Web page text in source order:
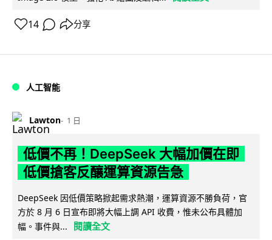
14 分享
人工智能
Lawton 1 日
低價不再！DeepSeek 大幅加價在即
低價搶客反釀運算資源告急
DeepSeek 因低價策略掀起需求熱潮，運算資源不勝負荷，官
方於 8 月 6 日宣布即將大幅上調 API 收費，惟未公布具體加
幅。事件與...
閱讀全文